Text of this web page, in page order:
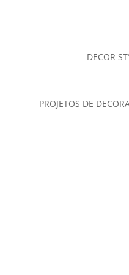
DECOR
PROJETOS DE